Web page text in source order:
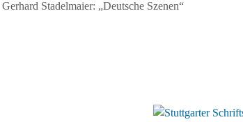
Gerhard Stadelmaier: „Deutsche Szenen“